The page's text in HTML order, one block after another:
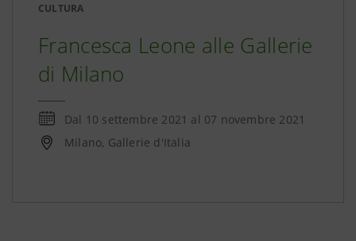
CULTURA
Francesca Leone alle Gallerie
di Milano
Dal 10 settembre 2021 al 07 novembre 2021
Milano, Gallerie d'Italia